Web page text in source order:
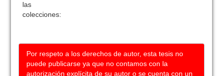
las
colecciones:
Por respeto a los derechos de autor, esta tesis no
puede publicarse ya que no contamos con la
autorización explícita de su autor o se cuenta con un